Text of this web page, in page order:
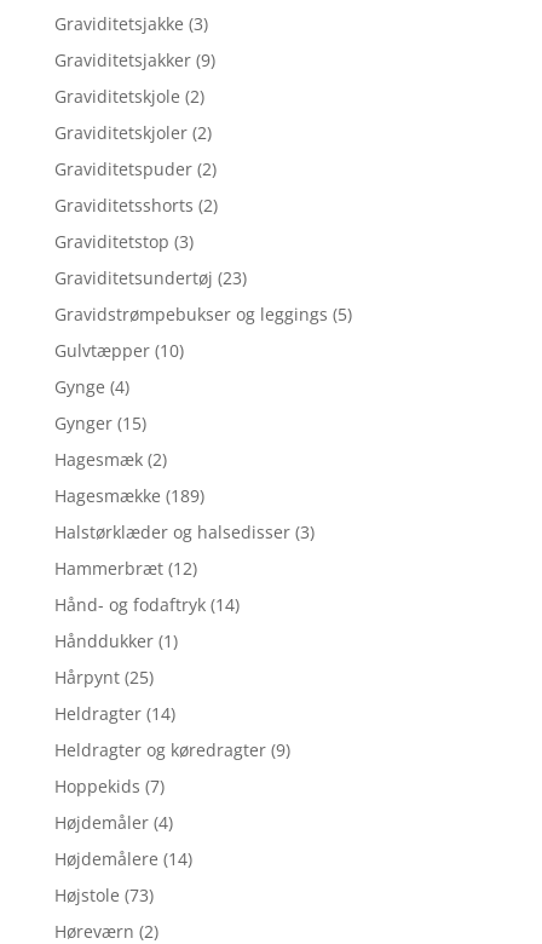
Graviditetsjakke (3)
Graviditetsjakker (9)
Graviditetskjole (2)
Graviditetskjoler (2)
Graviditetspuder (2)
Graviditetsshorts (2)
Graviditetstop (3)
Graviditetsundertøj (23)
Gravidstrømpebukser og leggings (5)
Gulvtæpper (10)
Gynge (4)
Gynger (15)
Hagesmæk (2)
Hagesmække (189)
Halstørklæder og halsedisser (3)
Hammerbræt (12)
Hånd- og fodaftryk (14)
Hånddukker (1)
Hårpynt (25)
Heldragter (14)
Heldragter og køredragter (9)
Hoppekids (7)
Højdemåler (4)
Højdemålere (14)
Højstole (73)
Høreværn (2)